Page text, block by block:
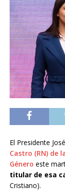
El Presidente
Castro (RN) de
Género este
titular de esa
Cristiano).